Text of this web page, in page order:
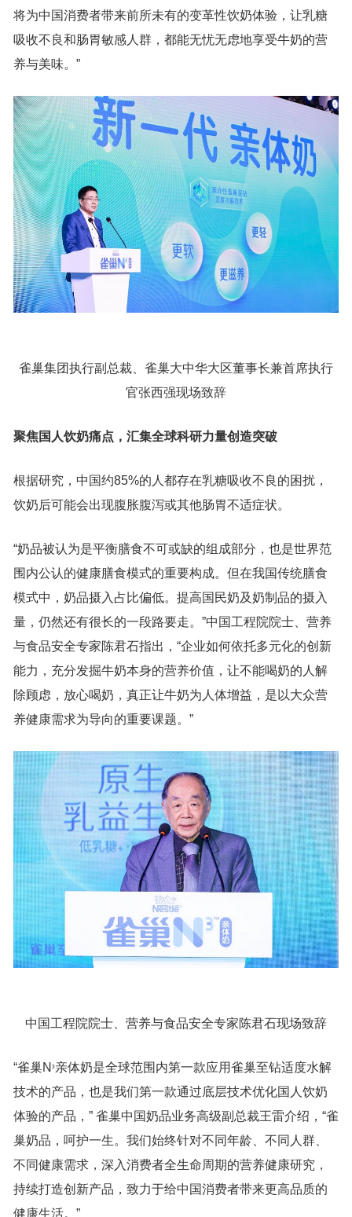
将为中国消费者带来前所未有的变革性饮奶体验，让乳糖
吸收不良和肠胃敏感人群，都能无忧无虑地享受牛奶的营
养与美味。”
雀巢集团执行副总裁、雀巢大中华大区董事长兼首席执行
官张西强现场致辞
聚焦国人饮奶痛点，汇集全球科研力量创造突破
根据研究，中国约85%的人都存在乳糖吸收不良的困扰，
饮奶后可能会出现腹胀腹泻或其他肠胃不适症状。
“奶品被认为是平衡膳食不可或缺的组成部分，也是世界范
围内公认的健康膳食模式的重要构成。但在我国传统膳食
模式中，奶品摄入占比偏低。提高国民奶及奶制品的摄入
量，仍然还有很长的一段路要走。”中国工程院院士、营养
与食品安全专家陈君石指出，“企业如何依托多元化的创新
能力，充分发掘牛奶本身的营养价值，让不能喝奶的人解
除顾虑，放心喝奶，真正让牛奶为人体增益，是以大众营
养健康需求为导向的重要课题。”
中国工程院院士、营养与食品安全专家陈君石现场致辞
“雀巢N ³亲体奶是全球范围内第一款应用雀巢至钻适度水解
技术的产品，也是我们第一款通过底层技术优化国人饮奶
体验的产品，” 雀巢中国奶品业务高级副总裁王雷介绍，“雀
巢奶品，呵护一生。我们始终针对不同年龄、不同人群、
不同健康需求，深入消费者全生命周期的营养健康研究，
持续打造创新产品，致力于给中国消费者带来更高品质的
健康生活。”